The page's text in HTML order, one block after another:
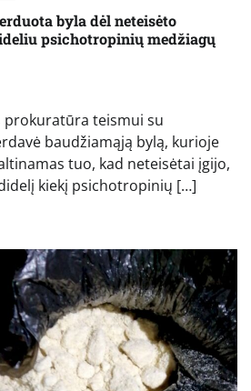
byla dėl neteisėto
psichotropinių medžiagų
prokuratūra teismui su
baudžiamąją bylą, kurioje
tuo, kad neteisėtai įgijo,
kiekį psichotropinių […]